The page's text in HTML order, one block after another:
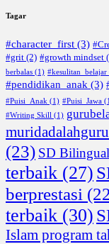
Tagar
#character_first (3)
#grit (2) #growth mindset
berbalas (1) #kesulitan_belajar
#pendidikan_anak (3)
#Puisi_Anak (1) #Puisi_Jawa
#Writing Skill (1)
muridadalahguru
(23) SD Bilingual
terbaik (27)
berprestasi
terbaik (30)
Islam program